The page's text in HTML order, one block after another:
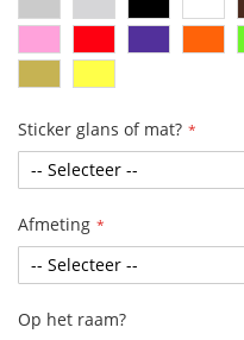
Sticker glans of mat?
Afmeting
Op het raam?